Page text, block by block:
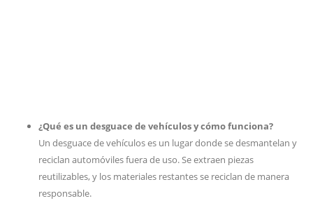
¿Qué es un desguace de vehículos y cómo funciona?
Un desguace de vehículos es un lugar donde se desmantelan y
reciclan automóviles fuera de uso. Se extraen piezas
reutilizables, y los materiales restantes se reciclan de manera
responsable.